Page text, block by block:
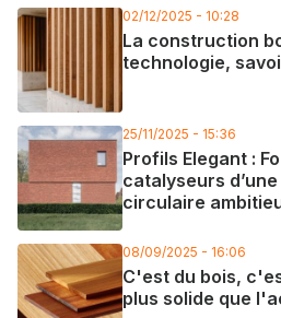
02/12/2025 - 10:28
La construction
technologie,
25/11/2025 - 15:36
Profils Elegant :
catalyseurs
circulaire
08/09/2025 - 16:06
C'est du bois,
plus solide que